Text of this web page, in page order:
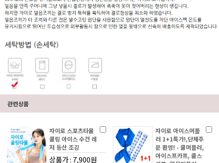
관련상품
자이로 스포츠타올
쿨링 아이스 수건 레
저 등산 조깅
상품가 : 7,900원
자이로 아이스머플
러 1+1특가!,단체주
문 환영! - 쿨머플러,
아이스프카프, 쿨스